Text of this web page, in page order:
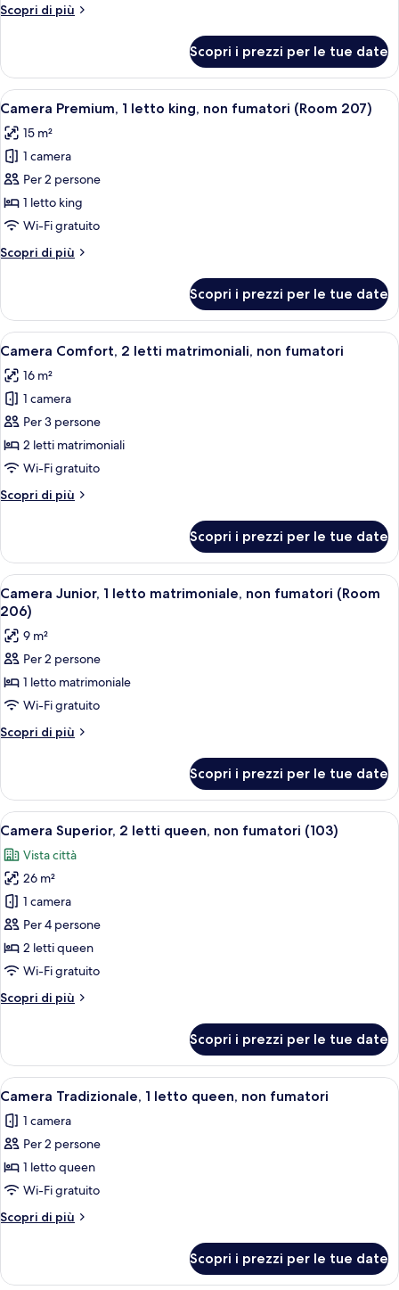
multipli,
(102)
Scopri di più
Altri
Luxury,
letti
multipli,
fumatori
(102)
Scopri i prezzi per le tue date
Apri
tutte
le
foto
per
Camera
Premium,
letto
fumatori
(Room
207)
Una camera da letto con un letto,
24
Camera Premium, 1 letto king, non fumatori (Room 207)
15 m²
1 camera
Per 2 persone
1 letto king
Wi-Fi gratuito
Scopri di più
Altri
Premium,
letto
non
fumatori
(Room
207)
Scopri i prezzi per le tue date
Apri
tutte
le
foto
per
Camera
Comfort,
letti
fumatori
Una stanza con due letti, una
11
Camera Comfort, 2 letti matrimoniali, non fumatori
16 m²
1 camera
Per 3 persone
2 letti matrimoniali
Wi-Fi gratuito
Scopri di più
Altri
Comfort,
letti
matrimoniali,
fumatori
Scopri i prezzi per le tue date
Apri
tutte
le
foto
per
Camera
Junior,
1
non
fumatori
(Room
206)
Un corridoio stretto che porta al
6
Camera Junior, 1 letto matrimoniale, non fumatori (Room
206)
9 m²
Per 2 persone
1 letto matrimoniale
Wi-Fi gratuito
Scopri di più
Altri
Junior,
letto
matrimoniale,
non
fumatori
(Room
206)
Scopri i prezzi per le tue date
Apri
tutte
le
foto
per
Camera
Superior,
2
queen,
(103)
Una camera d'albergo con un letto,
15
Camera Superior, 2 letti queen, non fumatori (103)
Vista città
26 m²
1 camera
Per 4 persone
2 letti queen
Wi-Fi gratuito
Scopri di più
Altri
Superior,
letti
non
fumatori
Scopri i prezzi per le tue date
Apri
tutte
le
foto
per
Camera
Tradizionale,
1
queen,
Una camera da letto con un letto,
6
Camera Tradizionale, 1 letto queen, non fumatori
1 camera
Per 2 persone
1 letto queen
Wi-Fi gratuito
Scopri di più
Altri
Tradizionale,
Scopri i prezzi per le tue date